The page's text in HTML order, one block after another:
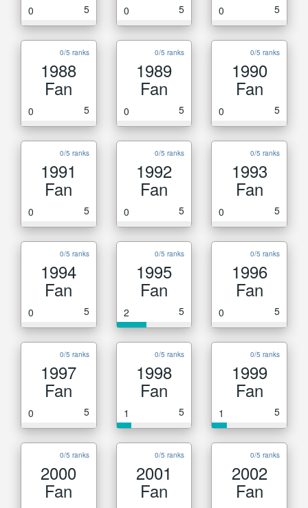
0 5 0 5 0 5
0/5 ranks
1988
Fan
0 5
0/5 ranks
1989
Fan
0 5
0/5 ranks
1990
Fan
0 5
0/5 ranks
1991
Fan
0 5
0/5 ranks
1992
Fan
0 5
0/5 ranks
1993
Fan
0 5
0/5 ranks
1994
Fan
0 5
0/5 ranks
1995
Fan
2 5
0/5 ranks
1996
Fan
0 5
0/5 ranks
1997
Fan
0 5
0/5 ranks
1998
Fan
1 5
0/5 ranks
1999
Fan
1 5
0/5 ranks
2000
Fan
0/5 ranks
2001
Fan
0/5 ranks
2002
Fan